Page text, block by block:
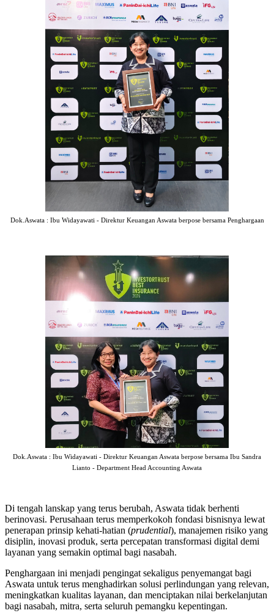
Dok.Aswata : Ibu Widayawati - Direktur Keuangan Aswata berpose bersama Penghargaan
Dok.Aswata : Ibu Widayawati - Direktur Keuangan Aswata berpose bersama Ibu Sandra
Lianto - Department Head Accounting Aswata
Di tengah lanskap yang terus berubah, Aswata tidak berhenti
berinovasi. Perusahaan terus memperkokoh fondasi bisnisnya lewat
penerapan prinsip kehati-hatian (prudential), manajemen risiko yang
disiplin, inovasi produk, serta percepatan transformasi digital demi
layanan yang semakin optimal bagi nasabah.
Penghargaan ini menjadi pengingat sekaligus penyemangat bagi
Aswata untuk terus menghadirkan solusi perlindungan yang relevan,
meningkatkan kualitas layanan, dan menciptakan nilai berkelanjutan
bagi nasabah, mitra, serta seluruh pemangku kepentingan.